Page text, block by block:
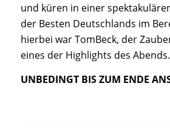
und küren in einer
der Besten Deutschlands im
hierbei war TomBeck, der
eines der Highlights des Abends.
UNBEDINGT BIS ZUM ENDE